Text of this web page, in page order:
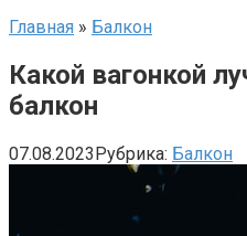
Главная » Балкон
Какой вагонкой
балкон
07.08.2023Рубрика: Балкон